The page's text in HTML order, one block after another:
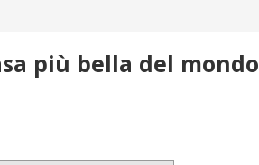
più bella del mondo